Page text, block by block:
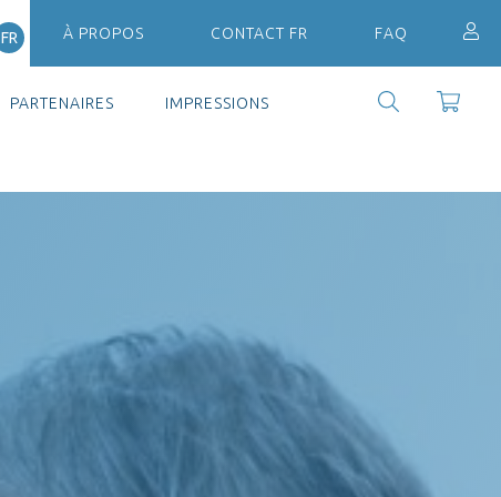
FR À PROPOS CONTACT FR FAQ
PARTENAIRES IMPRESSIONS